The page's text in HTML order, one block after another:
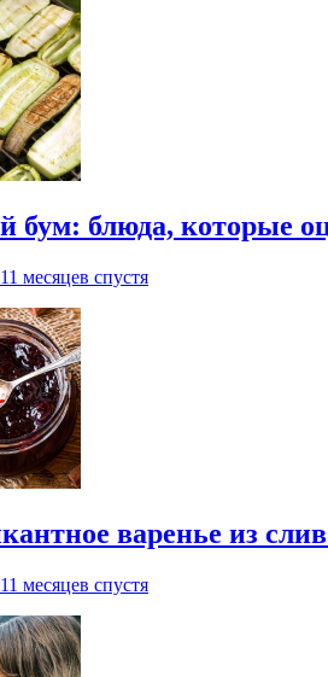
бум: блюда, которые
11 месяцев спустя
варенье из
11 месяцев спустя